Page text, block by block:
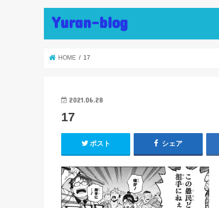
Yuran-blog
HOME 17
2021.06.28
17
ポスト シェア